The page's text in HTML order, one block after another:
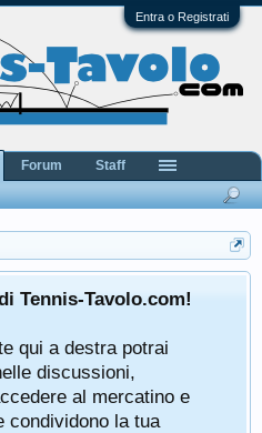
Entra o Registrati
Tennis-Tavolo.com!
qui a destra potrai
discussioni,
al mercatino e
condividono la tua
Forum Staff